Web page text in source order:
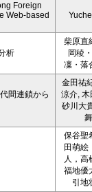
Foreign
Web-based
析
柴原直
岡稜
凜・落
間連鎖から
金田祐
涼介, 木
砂川大
舞
保谷聖
田萌絵
人，高
福地優
引地